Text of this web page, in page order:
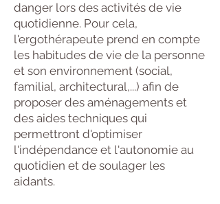
danger lors des activités de vie
quotidienne. Pour cela,
l'ergothérapeute prend en compte
les habitudes de vie de la personne
et son environnement (social,
familial, architectural,...) afin de
proposer des aménagements et
des aides techniques qui
permettront d'optimiser
l'indépendance et l'autonomie au
quotidien et de soulager les
aidants.